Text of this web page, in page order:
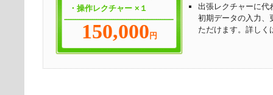
・操作レクチャー ×１
150,000 円
出張レクチャーに代
初期データの入力、
ただけます。詳しく